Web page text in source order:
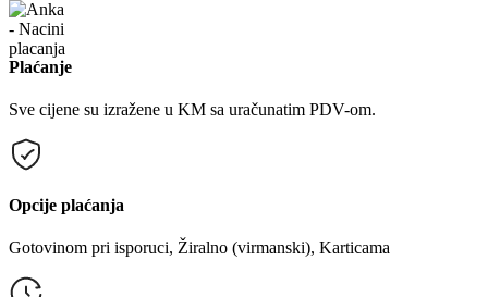
Plaćanje
Sve cijene su izražene u KM sa uračunatim PDV-om.
Opcije plaćanja
Gotovinom pri isporuci, Žiralno (virmanski), Karticama